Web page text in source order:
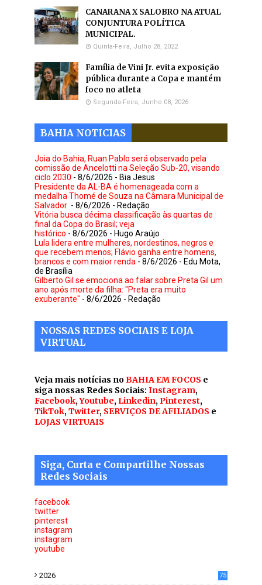
CANARANA X SALOBRO NA ATUAL
CONJUNTURA POLÍTICA
MUNICIPAL.
Quinta-Feira, Julho 28, 2022
Família de Vini Jr. evita exposição
pública durante a Copa e mantém
foco no atleta
Segunda-Feira, Junho 08, 2026
BAHIA NOTICIAS
Joia do Bahia, Ruan Pablo será observado pela
comissão de Ancelotti na Seleção Sub-20, visando
ciclo 2030 - 8/6/2026 - Bia Jesus
Presidente da AL-BA é homenageada com a
medalha Thomé de Souza na Câmara Municipal de
Salvador - 8/6/2026 - Redação
Vitória busca décima classificação às quartas de
final da Copa do Brasil; veja
histórico - 8/6/2026 - Hugo Araújo
Lula lidera entre mulheres, nordestinos, negros e
que recebem menos; Flávio ganha entre homens,
brancos e com maior renda - 8/6/2026 - Edu Mota,
de Brasília
Gilberto Gil se emociona ao falar sobre Preta Gil um
ano após morte da filha: "Preta era muito
exuberante" - 8/6/2026 - Redação
NOSSAS REDES SOCIAIS E LOJA
VIRTUAL
Veja mais notícias noBAHIA EM FOCOS e
siga nossas Redes Sociais: Instagram,
Facebook,Youtube, Linkedin,Pinterest,
TikTok,Twitter, SERVIÇOS DE AFILIADOS e
LOJAS VIRTUAIS
Siga, Curta e Compartilhe Nossas
Redes Sociais
facebook
twitter
pinterest
instagram
instagram
youtube
2026 75